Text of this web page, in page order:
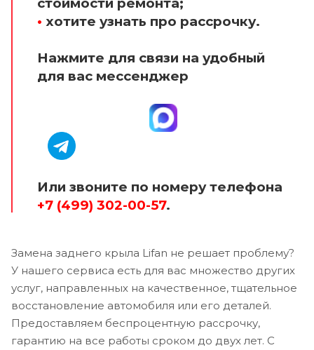
• хотите узнать про рассрочку.
Нажмите для связи на удобный
для вас мессенджер
Или звоните по номеру телефона
+7 (499) 302-00-57.
Замена заднего крыла Lifan не решает проблему?
У нашего сервиса есть для вас множество других
услуг, направленных на качественное, тщательное
восстановление автомобиля или его деталей.
Предоставляем беспроцентную рассрочку,
гарантию на все работы сроком до двух лет. С